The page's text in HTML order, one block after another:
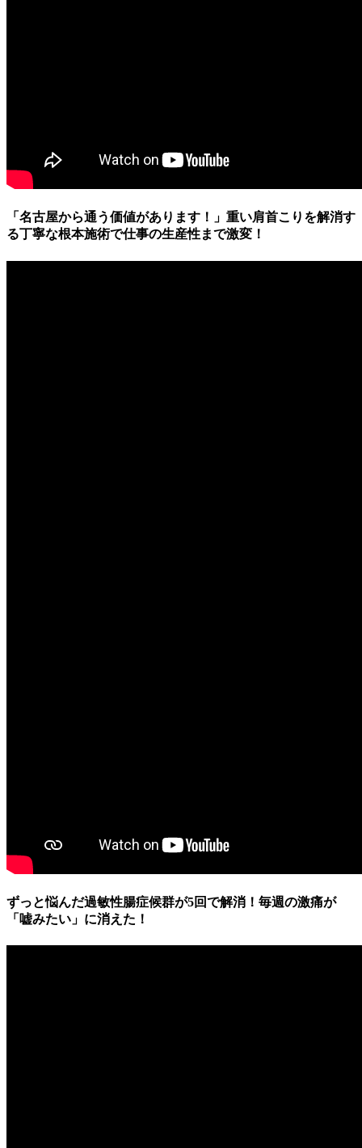
「名古屋から通う価値があります！」重い肩首こりを解消す
る丁寧な根本施術で仕事の生産性まで激変！
ずっと悩んだ過敏性腸症候群が5回で解消！毎週の激痛が
「嘘みたい」に消えた！